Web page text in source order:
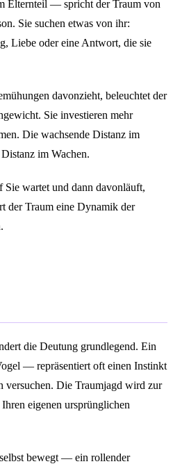
Elternteil — spricht der Traum von
Sie suchen etwas von ihr:
Liebe oder eine Antwort, die sie
davonzieht, beleuchtet der
Sie investieren mehr
Die wachsende Distanz im
im Wachen.
Sie wartet und dann davonläuft,
der Traum eine Dynamik der
die Deutung grundlegend. Ein
— repräsentiert oft einen Instinkt
versuchen. Die Traumjagd wird zur
eigenen ursprünglichen
bewegt — ein rollender